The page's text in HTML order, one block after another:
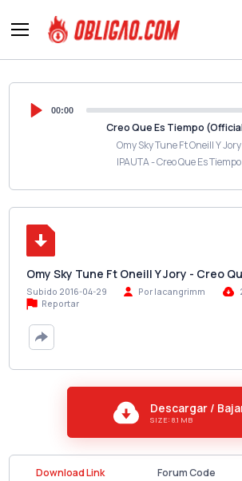
00:00
Creo Que Es Tiempo
Omy Sky Tune Ft Oneill Y Jory
IPAUTA - Creo Que Es Tiempo
Omy Sky Tune Ft Oneill Y Jory - Creo
Subido 2016-04-29 Por lacangrimm
Reportar
Descargar /
SIZE: 8.1 MB
Download Link Forum Code